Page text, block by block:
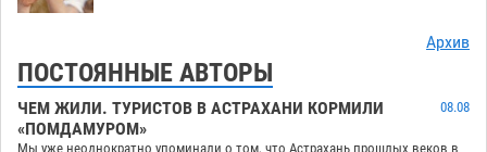
Архив
ПОСТОЯННЫЕ АВТОРЫ
ЧЕМ ЖИЛИ. ТУРИСТОВ В АСТРАХАНИ КОРМИЛИ
«ПОМДАМУРОМ»
08.08
Мы уже неоднократно упоминали о том, что Астрахань прошлых веков в